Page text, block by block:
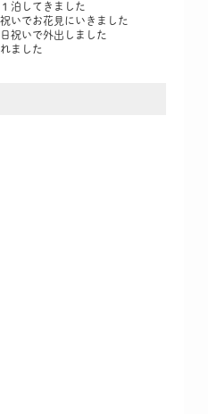
泊してきました
いでお花見にいきました
祝いで外出しました
ました